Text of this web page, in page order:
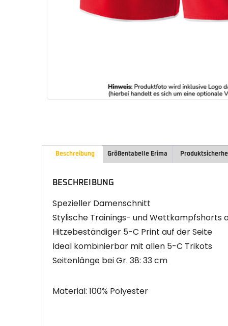
Beschreibung Größentabelle Erima
BESCHREIBUNG
Spezieller Damenschnitt
Stylische Trainings- und Wettkampfshorts
Hitzebeständiger 5-C Print auf der Seite
Ideal kombinierbar mit allen 5-C Trikots
Seitenlänge bei Gr. 38: 33 cm
Material: 100% Polyester